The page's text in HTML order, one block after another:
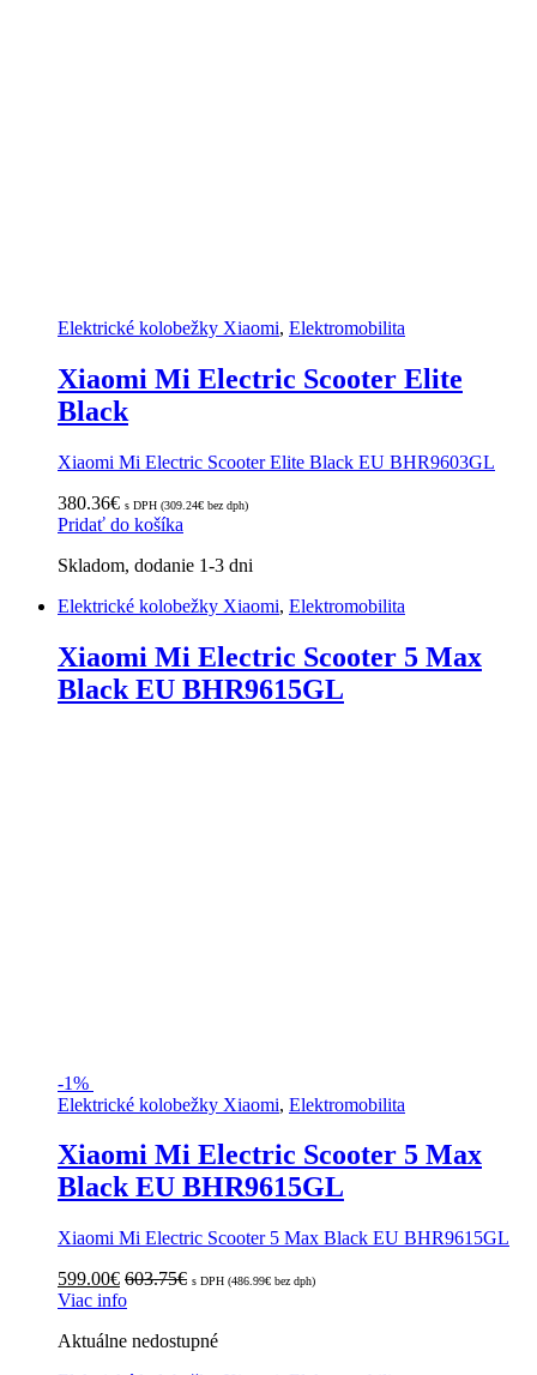
Elektrické kolobežky Xiaomi, Elektromobilita
Xiaomi Mi Electric Scooter Elite
Black
Xiaomi Mi Electric Scooter Elite Black EU BHR9603GL
380.36€ s DPH (309.24€ bez dph)
Pridať do košíka
Skladom, dodanie 1-3 dni
Elektrické kolobežky Xiaomi, Elektromobilita
Xiaomi Mi Electric Scooter 5 Max
Black EU BHR9615GL
-1%
Elektrické kolobežky Xiaomi, Elektromobilita
Xiaomi Mi Electric Scooter 5 Max
Black EU BHR9615GL
Xiaomi Mi Electric Scooter 5 Max Black EU BHR9615GL
599.00€ 603.75€ s DPH (486.99€ bez dph)
Viac info
Aktuálne nedostupné